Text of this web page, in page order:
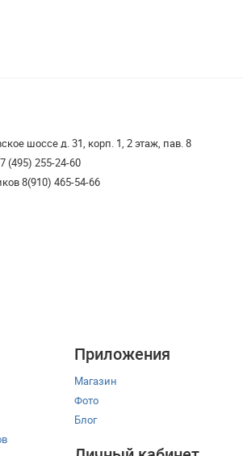
шоссе д. 31, корп. 1, 2 этаж, пав. 8
(495) 255-24-60
8(910) 465-54-66
Приложения
Магазин
Фото
Блог